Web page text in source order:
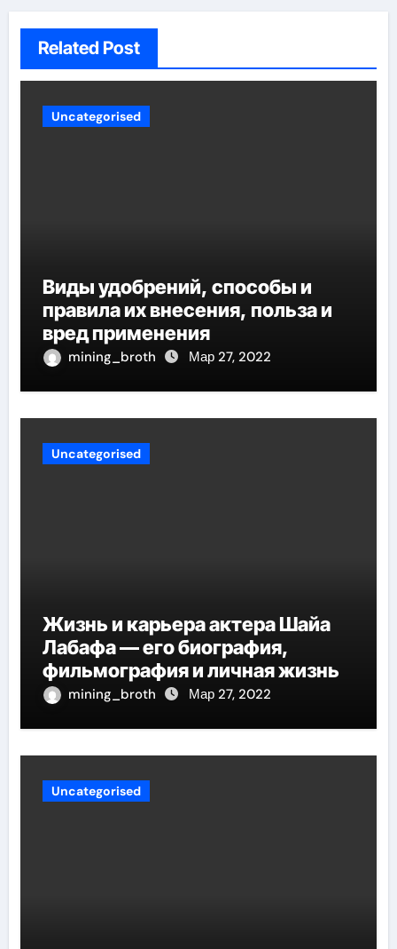
Related Post
Uncategorised
Виды удобрений, способы и
правила их внесения, польза и
вред применения
mining_broth Мар 27, 2022
Uncategorised
Жизнь и карьера актера Шайа
Лабафа — его биография,
фильмография и личная жизнь
mining_broth Мар 27, 2022
Uncategorised